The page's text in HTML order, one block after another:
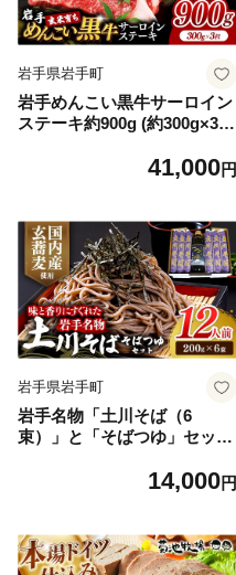
岩手県岩手町
岩手めんこい黒牛サーロイン
ステーキ約900g (約300g×3
牛 サーロイン ステーキ 焼肉
41,000円
岩手県岩手町
岩手名物「土川そば（6
束）」と「そばつゆ」セット
ギフト 贈り物 干そば 年越し
14,000円